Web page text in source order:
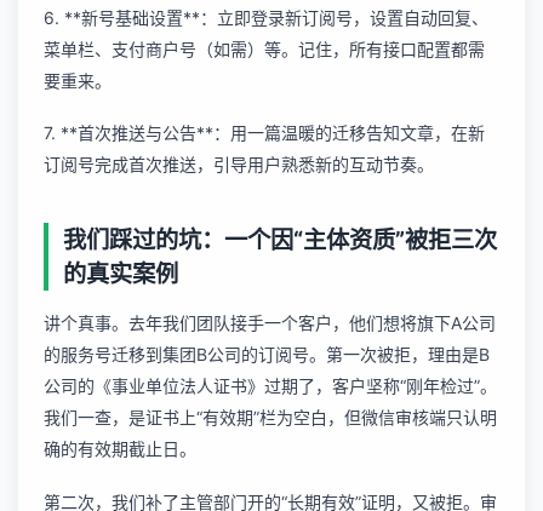
6. **新号基础设置**：立即登录新订阅号，设置自动回复、
菜单栏、支付商户号（如需）等。记住，所有接口配置都需
要重来。
7. **首次推送与公告**：用一篇温暖的迁移告知文章，在新
订阅号完成首次推送，引导用户熟悉新的互动节奏。
我们踩过的坑：一个因“主体资质”被拒三次
的真实案例
讲个真事。去年我们团队接手一个客户，他们想将旗下A公司
的服务号迁移到集团B公司的订阅号。第一次被拒，理由是B
公司的《事业单位法人证书》过期了，客户坚称“刚年检过”。
我们一查，是证书上“有效期”栏为空白，但微信审核端只认明
确的有效期截止日。
第二次，我们补了主管部门开的“长期有效”证明，又被拒。审